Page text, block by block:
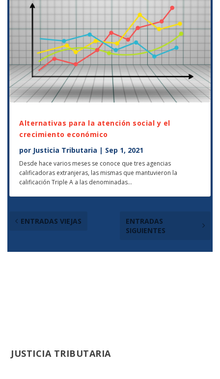
Alternativas para la atención social y el
crecimiento económico
por Justicia Tributaria | Sep 1, 2021
Desde hace varios meses se conoce que tres agencias
calificadoras extranjeras, las mismas que mantuvieron la
calificación Triple A a las denominadas...
ENTRADAS VIEJAS
ENTRADAS
SIGUIENTES
JUSTICIA TRIBUTARIA